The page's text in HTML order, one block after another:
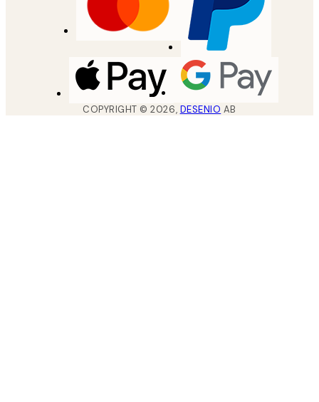
COPYRIGHT ©2026, DESENIO AB